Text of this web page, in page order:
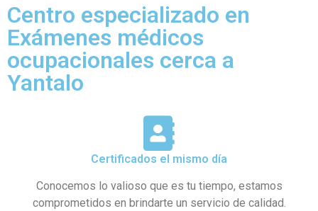
Centro especializado en
Exámenes médicos
ocupacionales cerca a
Yantalo
Certificados el mismo día
Conocemos lo valioso que es tu tiempo, estamos
comprometidos en brindarte un servicio de calidad.